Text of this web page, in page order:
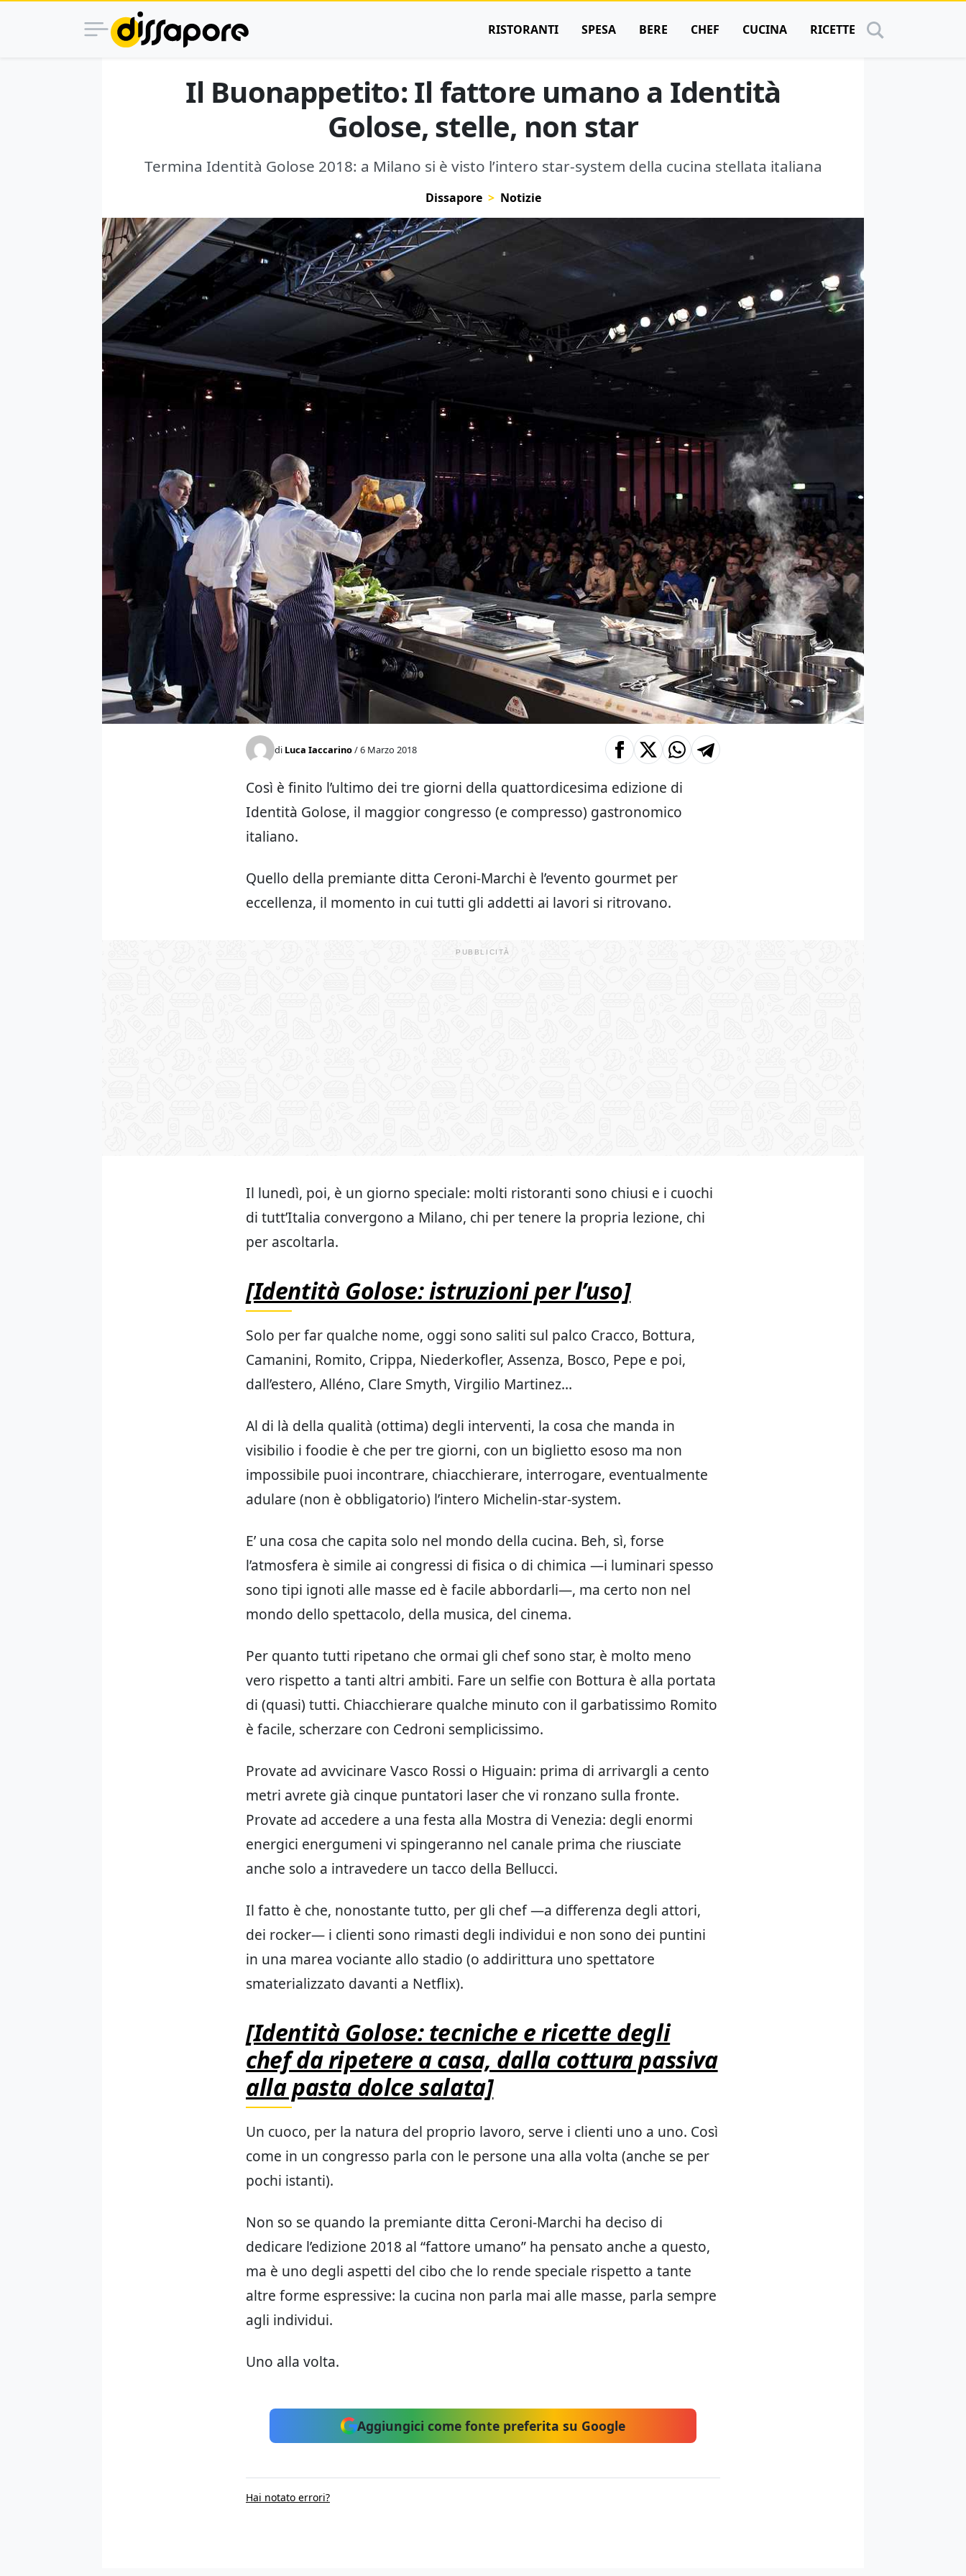
RISTORANTI SPESA BERE CHEF CUCINA RICETTE
Il Buonappetito: Il fattore umano a Identità
Golose, stelle, non star
Termina Identità Golose 2018: a Milano si è visto l’intero star-system della cucina stellata italiana
Dissapore Notizie
di Luca Iaccarino/ 6 Marzo 2018
Così è finito l’ultimo dei tre giorni della quattordicesima edizione di
Identità Golose, il maggior congresso (e compresso) gastronomico
italiano.
Quello della premiante ditta Ceroni-Marchi è l’evento gourmet per
eccellenza, il momento in cui tutti gli addetti ai lavori si ritrovano.
Il lunedì, poi, è un giorno speciale: molti ristoranti sono chiusi e i cuochi
di tutt’Italia convergono a Milano, chi per tenere la propria lezione, chi
per ascoltarla.
[Identità Golose: istruzioni per l’uso]
Solo per far qualche nome, oggi sono saliti sul palco Cracco, Bottura,
Camanini, Romito, Crippa, Niederkofler, Assenza, Bosco, Pepe e poi,
dall’estero, Alléno, Clare Smyth, Virgilio Martinez…
Al di là della qualità (ottima) degli interventi, la cosa che manda in
visibilio i foodie è che per tre giorni, con un biglietto esoso ma non
impossibile puoi incontrare, chiacchierare, interrogare, eventualmente
adulare (non è obbligatorio) l’intero Michelin-star-system.
E’ una cosa che capita solo nel mondo della cucina. Beh, sì, forse
l’atmosfera è simile ai congressi di fisica o di chimica —i luminari spesso
sono tipi ignoti alle masse ed è facile abbordarli—, ma certo non nel
mondo dello spettacolo, della musica, del cinema.
Per quanto tutti ripetano che ormai gli chef sono star, è molto meno
vero rispetto a tanti altri ambiti. Fare un selfie con Bottura è alla portata
di (quasi) tutti. Chiacchierare qualche minuto con il garbatissimo Romito
è facile, scherzare con Cedroni semplicissimo.
Provate ad avvicinare Vasco Rossi o Higuain: prima di arrivargli a cento
metri avrete già cinque puntatori laser che vi ronzano sulla fronte.
Provate ad accedere a una festa alla Mostra di Venezia: degli enormi
energici energumeni vi spingeranno nel canale prima che riusciate
anche solo a intravedere un tacco della Bellucci.
Il fatto è che, nonostante tutto, per gli chef —a differenza degli attori,
dei rocker— i clienti sono rimasti degli individui e non sono dei puntini
in una marea vociante allo stadio (o addirittura uno spettatore
smaterializzato davanti a Netflix).
[Identità Golose: tecniche e ricette degli
chef da ripetere a casa, dalla cottura passiva
alla pasta dolce salata]
Un cuoco, per la natura del proprio lavoro, serve i clienti uno a uno. Così
come in un congresso parla con le persone una alla volta (anche se per
pochi istanti).
Non so se quando la premiante ditta Ceroni-Marchi ha deciso di
dedicare l’edizione 2018 al “fattore umano” ha pensato anche a questo,
ma è uno degli aspetti del cibo che lo rende speciale rispetto a tante
altre forme espressive: la cucina non parla mai alle masse, parla sempre
agli individui.
Uno alla volta.
Aggiungici come fonte preferita su Google
Hai notato errori?